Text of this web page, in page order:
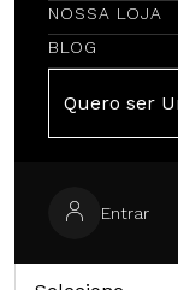
NOSSA LOJA
BLOG
Quero ser
Entrar